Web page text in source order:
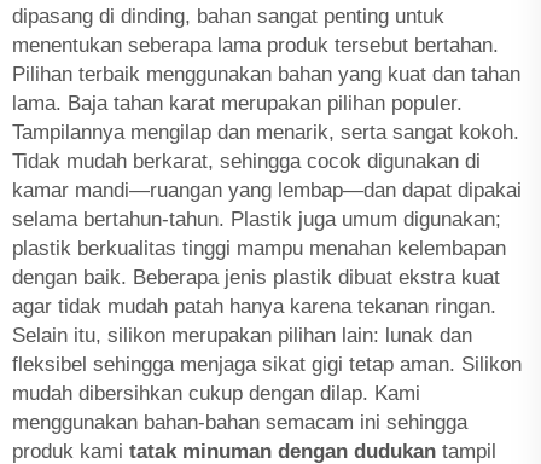
dipasang di dinding, bahan sangat penting untuk
menentukan seberapa lama produk tersebut bertahan.
Pilihan terbaik menggunakan bahan yang kuat dan tahan
lama. Baja tahan karat merupakan pilihan populer.
Tampilannya mengilap dan menarik, serta sangat kokoh.
Tidak mudah berkarat, sehingga cocok digunakan di
kamar mandi—ruangan yang lembap—dan dapat dipakai
selama bertahun-tahun. Plastik juga umum digunakan;
plastik berkualitas tinggi mampu menahan kelembapan
dengan baik. Beberapa jenis plastik dibuat ekstra kuat
agar tidak mudah patah hanya karena tekanan ringan.
Selain itu, silikon merupakan pilihan lain: lunak dan
fleksibel sehingga menjaga sikat gigi tetap aman. Silikon
mudah dibersihkan cukup dengan dilap. Kami
menggunakan bahan-bahan semacam ini sehingga
produk kami tatak minuman dengan dudukan tampil